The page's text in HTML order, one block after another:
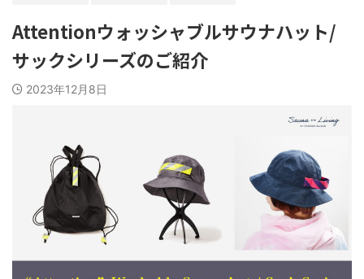
Attentionウォッシャブルサウナハット/
サックシリーズのご紹介
2023年12月8日